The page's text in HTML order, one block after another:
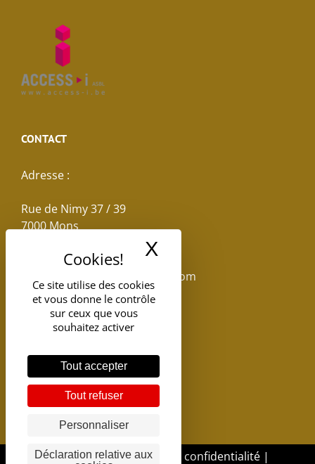
Ce site utilise des cookies
et vous donne le contrôle
sur ceux que vous
souhaitez activer
Tout accepter
Tout refuser
Personnaliser
Déclaration relative aux
X
CONTACT
Adresse :
Rue de Nimy 37 / 39
7000 Mons
reservations.losseau@gmail.com
Tel: +32(0)65.398.880
DGSI - 2017 |Politique de confidentialité |